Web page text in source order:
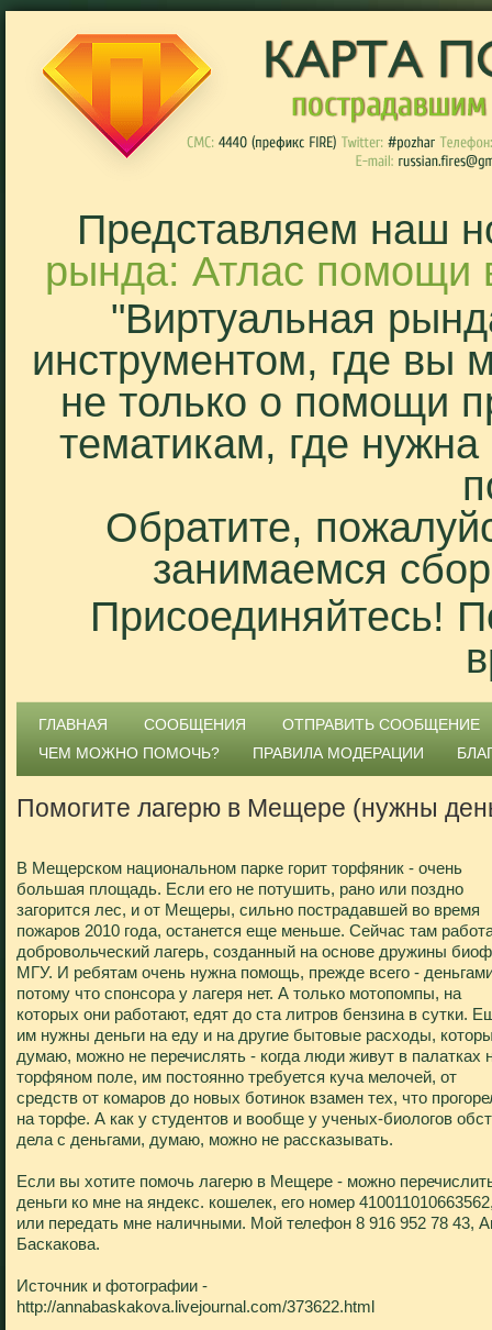
Представляем наш
рында: Атлас помощи
"Виртуальная
инструментом, где вы
не только о помощи
тематикам, где
Обратите,
занимаемся
Присоединяйтесь!
ГЛАВНАЯ СООБЩЕНИЯ
ОТПРАВИТЬ СООБЩЕНИЕ
ЧЕМ МОЖНО ПОМОЧЬ?
ПРАВИЛА МОДЕРАЦИИ
Помогите лагерю в Мещере (нужны
В Мещерском национальном парке горит торфяник - очень
большая площадь. Если его не потушить, рано или поздно
загорится лес, и от Мещеры, сильно пострадавшей во время
пожаров 2010 года, останется еще меньше. Сейчас там
добровольческий лагерь, созданный на основе дружины
МГУ. И ребятам очень нужна помощь, прежде всего -
потому что спонсора у лагеря нет. А только мотопомпы, на
которых они работают, едят до ста литров бензина в сутки.
им нужны деньги на еду и на другие бытовые расходы,
думаю, можно не перечислять - когда люди живут в палатках
торфяном поле, им постоянно требуется куча мелочей, от
средств от комаров до новых ботинок взамен тех, что
на торфе. А как у студентов и вообще у ученых-биологов
дела с деньгами, думаю, можно не рассказывать.
Если вы хотите помочь лагерю в Мещере - можно
деньги ко мне на яндекс. кошелек, его номер
или передать мне наличными. Мой телефон 8 916 952 78 43,
Баскакова.
Источник и фотографии -
http://annabaskakova.livejournal.com/373622.html